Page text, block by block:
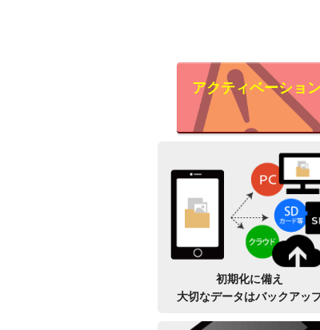
アクティベーショ
初期化に備え
大切なデータはバックアッ